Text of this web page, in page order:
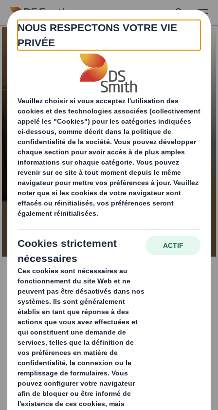
Skip to main content
À assembler soi-
même
CONTACTEZ-NOUS
À assembler soi-même |
DS Smith - Tecnicarton
Caisse-palette pliable, qui permet d'optimiser l'espace de
stockage et de transport de 80 % grâce à sa conception
légère et à son montage rapide, puisqu'elle s'assemble en
seulement 10 secondes.